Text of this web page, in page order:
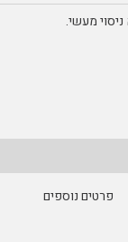
מעשי.
פרטים נוספים